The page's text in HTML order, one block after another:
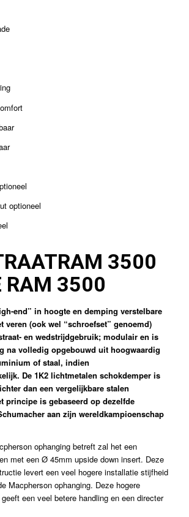
optioneel
RAM 3500
RAM 3500
end” in hoogte en demping verstelbare
veren (ook wel “schroefset” genoemd)
en wedstrijdgebruik; modulair en is
na volledig opgebouwd uit hoogwaardig
of staal, indien
De 1K2 lichtmetalen schokdemper is
dan een vergelijkbare stalen
principe is gebaseerd op dezelfde
aan zijn wereldkampioenschap
ophanging betreft zal het een
met een Ø 45mm upside down insert. Deze
levert een veel hogere installatie stijfheid
Macpherson ophanging. Deze hogere
een veel betere handling en een directer